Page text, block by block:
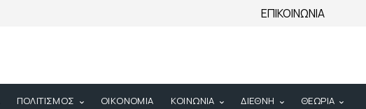
ΕΠΙΚΟΙΝΩΝΙΑ
ΠΟΛΙΤΙΣΜΟΣ ΟΙΚΟΝΟΜΙΑ ΚΟΙΝΩΝΙΑ ΔΙΕΘΝΗ ΘΕΩΡΙΑ